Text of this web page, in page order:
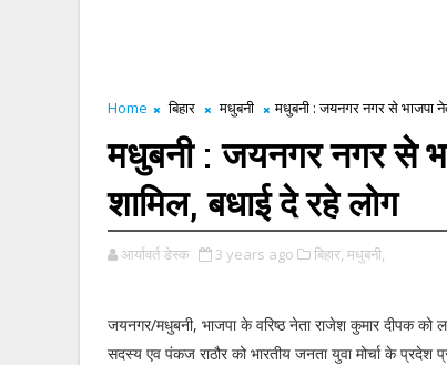
Home बिहार मधुबनी मधुबनी : जयनगर नगर से भाजपा
मधुबनी : जयनगर नगर से
शामिल, बधाई दे रहे लोग
आर्यावर्त डेस्क 3 years ago बिहार, मधुबनी,
जयनगर/मधुबनी, भाजपा के वरिष्ठ नेता राजेश कुमार दीपक को
सदस्य एव पंकज राठौर को भारतीय जनता युवा मोर्चा के